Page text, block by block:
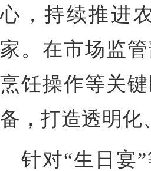
心，持续推进
家。在市场监
烹饪操作等关
备，打造透明化
针对“生日宴